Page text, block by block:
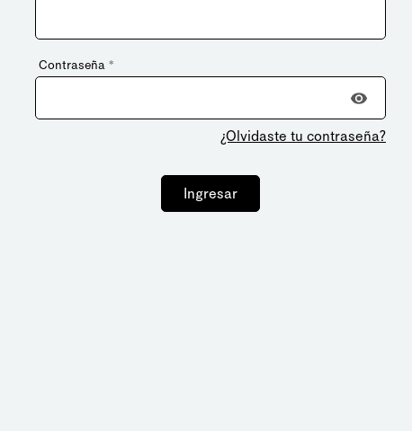
Contraseña *
¿Olvidaste tu contraseña?
Ingresar